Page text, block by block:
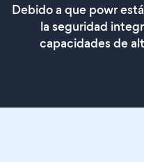
Debido a que powr
la seguridad
capacidades de